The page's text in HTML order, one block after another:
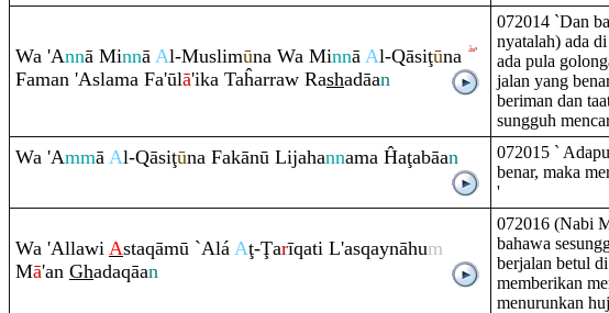
Wa 'Annā Minnā Al-Muslimūna Wa Minnā Al-Qāsiţūna
Faman 'Aslama Fa'ūlā'ika Taĥarraw Rashadāan
072014 `Dan
nyatalah) ada
ada pula
jalan yang
beriman dan
sungguh
Wa 'Ammā Al-Qāsiţūna Fakānū Lijahannama Ĥaţabāan
072015 `
benar, maka
'
Wa 'Allawi Astaqāmū `Alá Aţ-Ţarīqati L'asqaynāhum
Mā'an Ghadaqāan
072016 (Nabi
bahawa
berjalan betul
memberikan
menurunkan